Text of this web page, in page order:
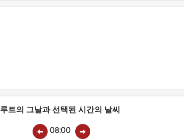
루트의 그날과 선택된 시간의 날씨
08:00